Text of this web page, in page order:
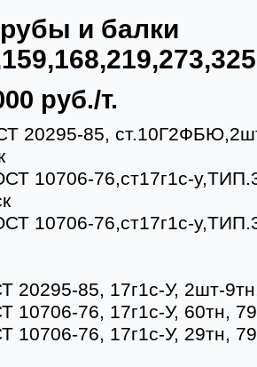
и балки
руб./т.
20295-85,
10706-76,ст17г1с-
10706-76,ст17г1с-
20295-85, 17г1с-У, 2шт-
10706-76, 17г1с-У, 60тн,
10706-76, 17г1с-У, 29тн,